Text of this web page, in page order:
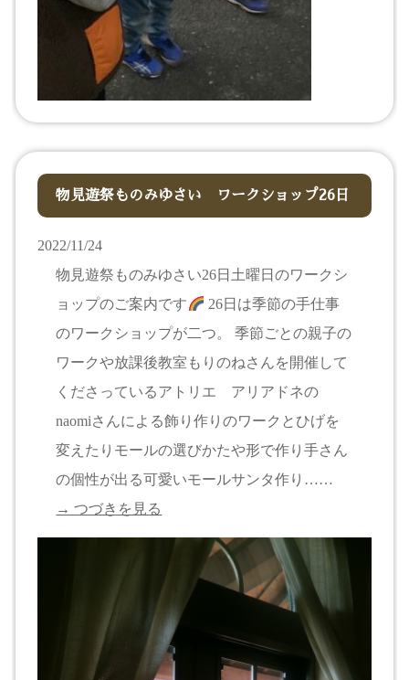
物見遊祭ものみゆさい ワークショップ26日
2022/11/24
物見遊祭ものみゆさい26日土曜日のワークシ
ョップのご案内です
26日は季節の手仕事
のワークショップが二つ。 季節ごとの親子の
ワークや放課後教室もりのねさんを開催して
くださっているアトリエ アリアドネの
naomiさんによる飾り作りのワークとひげを
変えたりモールの選びかたや形で作り手さん
の個性が出る可愛いモールサンタ作り……
→ つづきを見る